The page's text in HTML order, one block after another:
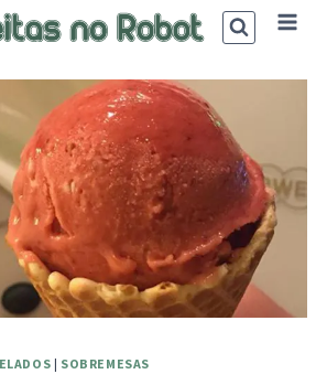
| SOBREMESAS